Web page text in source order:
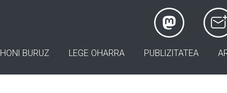
HONI BURUZ LEGE OHARRA PUBLIZITATEA